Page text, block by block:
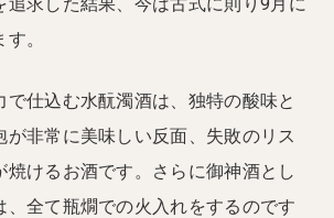
。
で仕込む水酛濁酒は、独特の酸味と
が非常に美味しい反面、失敗のリス
焼けるお酒です。さらに御神酒とし
、全て瓶燗での火入れをするのです